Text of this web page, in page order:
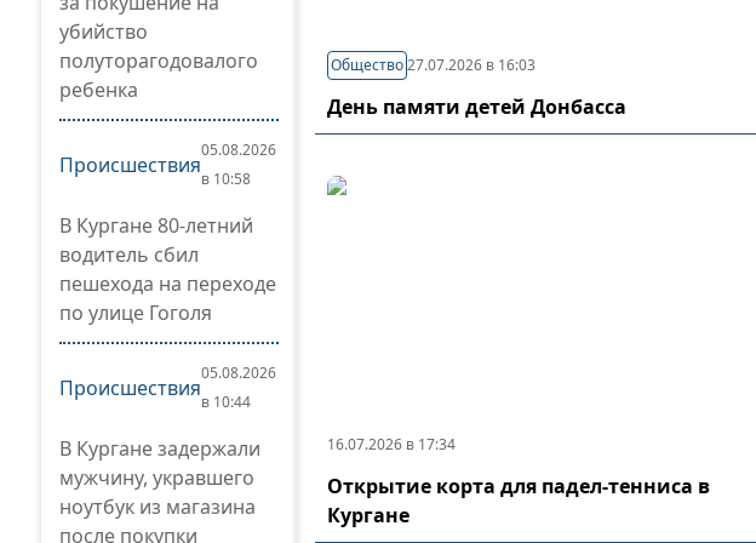
убийство
полуторагодовалого
ребенка
Происшествия
05.08.2026
в 10:58
В Кургане 80-летний
водитель сбил
пешехода на переходе
по улице Гоголя
Происшествия
05.08.2026
в 10:44
В Кургане задержали
мужчину, укравшего
ноутбук из магазина
после покупки
Общество27.07.2026 в 16:03
День памяти детей Донбасса
16.07.2026 в 17:34
Открытие корта для падел-тенниса в
Кургане